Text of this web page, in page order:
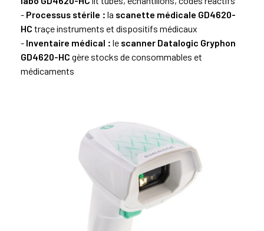
- Processus stérile : la scanette médicale GD4620-
HC traçe instruments et dispositifs médicaux
- Inventaire médical : le scanner Datalogic Gryphon
GD4620-HC gère stocks de consommables et
médicaments